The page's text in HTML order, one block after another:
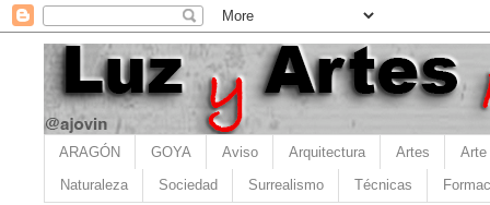
ARAGÓN GOYA Aviso Arquitectura Artes Arte
Naturaleza Sociedad Surrealismo Técnicas